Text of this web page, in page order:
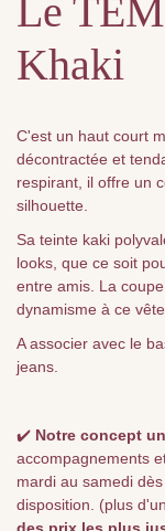
Le
Khaki
C'est un haut court
décontractée et
respirant, il offre un
silhouette.
Sa teinte kaki
looks, que ce soit
entre amis. La
dynamisme à ce
A associer avec le
jeans.
✔️ Notre concept
accompagnements
mardi au samedi
disposition. (plus